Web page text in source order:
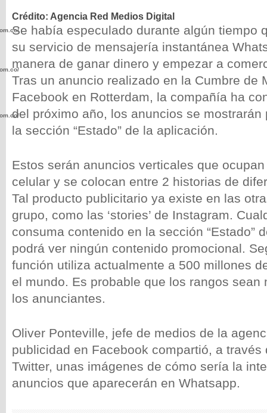
Crédito: Agencia Red Medios Digital
Se había especulado durante algún tiempo
su servicio de mensajería instantánea
manera de ganar dinero y empezar a
Tras un anuncio realizado en la Cumbre de
Facebook en Rotterdam, la compañía ha
del próximo año, los anuncios se mostrarán
la sección “Estado” de la aplicación.
Estos serán anuncios verticales que
celular y se colocan entre 2 historias de
Tal producto publicitario ya existe en las
grupo, como las ‘stories’ de Instagram.
consuma contenido en la sección “Estado”
podrá ver ningún contenido promocional.
función utiliza actualmente a 500 millones
el mundo. Es probable que los rangos sean
los anunciantes.
Oliver Ponteville, jefe de medios de la
publicidad en Facebook compartió, a través
Twitter, unas imágenes de cómo sería la
anuncios que aparecerán en Whatsapp.
wp-
wp-
wp-
wp-